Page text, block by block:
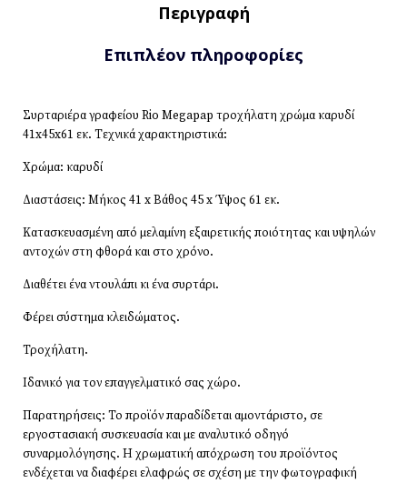
Περιγραφή
Επιπλέον πληροφορίες
Συρταριέρα γραφείου Rio Megapap τροχήλατη χρώμα καρυδί
41x45x61 εκ. Τεχνικά χαρακτηριστικά:
Χρώμα: καρυδί
Διαστάσεις: Μήκος 41 x Βάθος 45 x Ύψος 61 εκ.
Κατασκευασμένη από μελαμίνη εξαιρετικής ποιότητας και υψηλών
αντοχών στη φθορά και στο χρόνο.
Διαθέτει ένα ντουλάπι κι ένα συρτάρι.
Φέρει σύστημα κλειδώματος.
Τροχήλατη.
Ιδανικό για τον επαγγελματικό σας χώρο.
Παρατηρήσεις: Το προϊόν παραδίδεται αμοντάριστο, σε
εργοστασιακή συσκευασία και με αναλυτικό οδηγό
συναρμολόγησης. Η χρωματική απόχρωση του προϊόντος
ενδέχεται να διαφέρει ελαφρώς σε σχέση με την φωτογραφική